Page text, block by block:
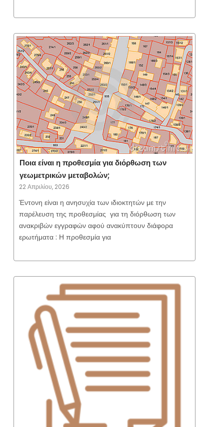
Ποια είναι η προθεσμία για διόρθωση των
γεωμετρικών μεταβολών;
22 Απριλίου, 2026
Έντονη είναι η ανησυχία των ιδιοκτητών με την
παρέλευση της προθεσμίας για τη διόρθωση των
ανακριβών εγγραφών αφού ανακύπτουν διάφορα
ερωτήματα : Η προθεσμία για